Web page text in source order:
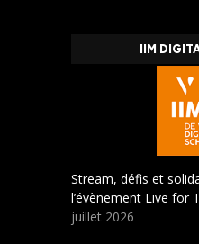
IIM
Stream, défis et
l’évènement Live for
juillet 2026